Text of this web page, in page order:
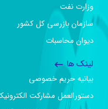
وزارت نفت
سازمان بازرسی کل کشور
دیوان محاسبات
لینک ها
بیانیه حریم خصوصی
دستورالعمل مشارکت